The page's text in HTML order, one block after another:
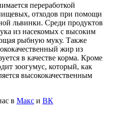
переработкой
отходов при помощи
львинки. Среди продуктов
из насекомых с высоким
рыбную муку. Также
жир из
в качестве корма. Кроме
зоогумус, который, как
высококачественным
в Макс и ВК